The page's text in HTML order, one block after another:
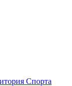
Спорта